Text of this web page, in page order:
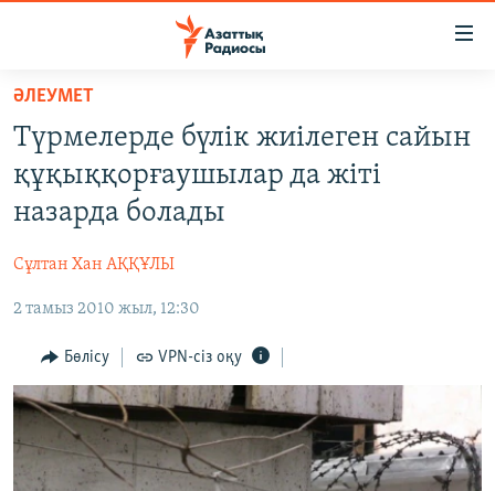
Skip
main
content
Skip
to
main
Navigation
Skip
Search
САЯСАТ
AZATTYQTV
АДАМ ҚҰҚЫҚТАРЫ
ӘЛЕУМЕТ
ӘЛЕМ
АРНАЙЫ ЖОБАЛАР
Русский
ӘЛЕУМЕТ
Түрмелерде бүлік жиілеген сайын
құқыққорғаушылар да жіті
назарда болады
Сұлтан Хан АҚҚҰЛЫ
2 тамыз 2010 жыл, 12:30
Бөлісу VPN-сіз оқу